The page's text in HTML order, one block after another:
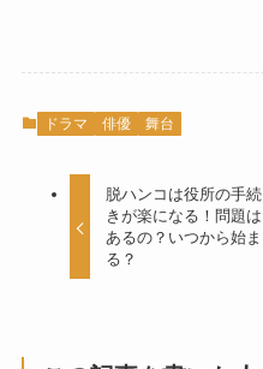
ドラマ 俳優 舞台
脱ハンコは役所の手続
きが楽になる！問題は
あるの？いつから始ま
る？